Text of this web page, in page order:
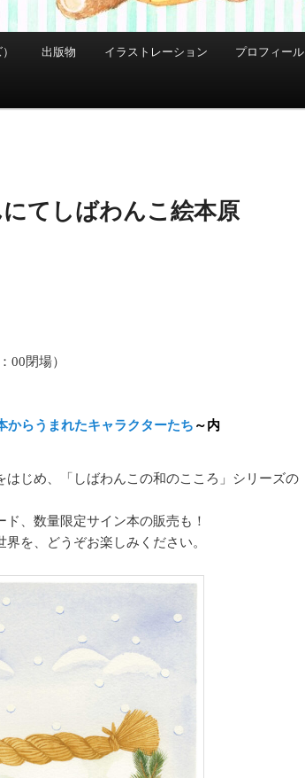
出版物 イラストレーション プロフィール
てしばわんこ絵本原
)
閉場）
らうまれたキャラクターたち ～内
はじめ、「しばわんこの和のこころ」シリーズの
、数量限定サイン本の販売も！
を、どうぞお楽しみください。